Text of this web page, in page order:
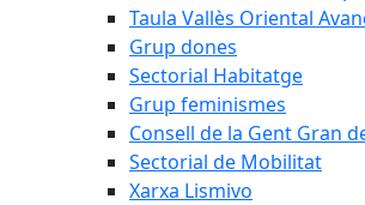
Taula Vallès Oriental
Grup dones
Sectorial Habitatge
Grup feminismes
Consell de la Gent Gran
Sectorial de Mobilitat
Xarxa Lismivo